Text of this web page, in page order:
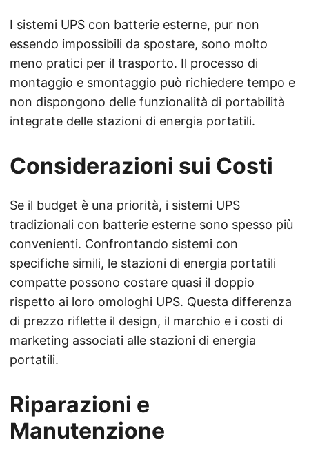
I sistemi UPS con batterie esterne, pur non
essendo impossibili da spostare, sono molto
meno pratici per il trasporto. Il processo di
montaggio e smontaggio può richiedere tempo e
non dispongono delle funzionalità di portabilità
integrate delle stazioni di energia portatili.
Considerazioni sui Costi
Se il budget è una priorità, i sistemi UPS
tradizionali con batterie esterne sono spesso più
convenienti. Confrontando sistemi con
specifiche simili, le stazioni di energia portatili
compatte possono costare quasi il doppio
rispetto ai loro omologhi UPS. Questa differenza
di prezzo riflette il design, il marchio e i costi di
marketing associati alle stazioni di energia
portatili.
Riparazioni e
Manutenzione